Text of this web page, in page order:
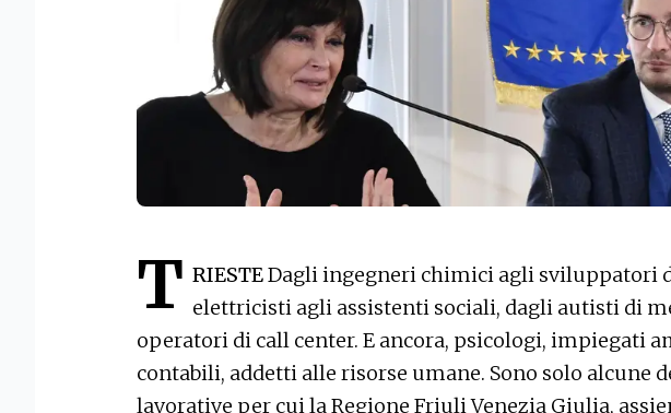
T RIESTEDagli ingegneri chimici agli sviluppatori
elettricisti agli assistenti sociali, dagli autisti di
operatori di call center. E ancora, psicologi, impiegati
contabili, addetti alle risorse umane. Sono solo alcune
lavorative per cui la Regione Friuli Venezia Giulia,